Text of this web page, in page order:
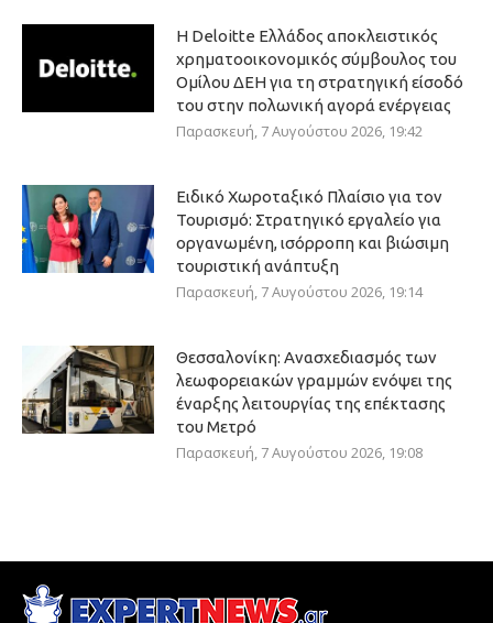
Η Deloitte Ελλάδος αποκλειστικός
χρηματοοικονομικός σύμβουλος του
Ομίλου ΔΕΗ για τη στρατηγική είσοδό
του στην πολωνική αγορά ενέργειας
Παρασκευή, 7 Αυγούστου 2026, 19:42
Ειδικό Χωροταξικό Πλαίσιο για τον
Τουρισμό: Στρατηγικό εργαλείο για
οργανωμένη, ισόρροπη και βιώσιμη
τουριστική ανάπτυξη
Παρασκευή, 7 Αυγούστου 2026, 19:14
Θεσσαλονίκη: Ανασχεδιασμός των
λεωφορειακών γραμμών ενόψει της
έναρξης λειτουργίας της επέκτασης
του Μετρό
Παρασκευή, 7 Αυγούστου 2026, 19:08